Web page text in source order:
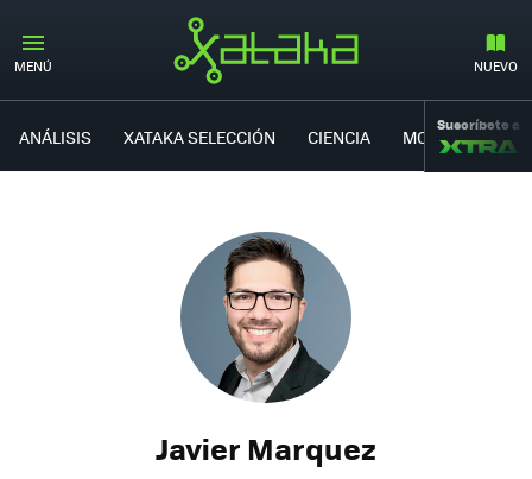
MENÚ NUEVO
ANÁLISIS XATAKA SELECCIÓN CIENCIA MOVILIDAD
Suscríbete a
Javier Marquez